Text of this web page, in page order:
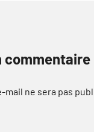
commentaire
mail ne sera pas